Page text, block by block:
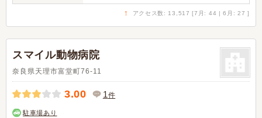
↑ アクセス数: 13,517 [7月: 44 | 6月: 27 ]
スマイル動物病院
奈良県天理市富堂町76-11
3.00 1件
駐車場あり